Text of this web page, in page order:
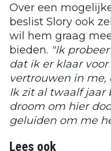
Over een
beslist Slory ook
wil hem graag
bieden. "Ik
dat ik er klaar
vertrouwen in
Ik zit al twaalf jaar
droom om hier
geluiden om me
Lees ook